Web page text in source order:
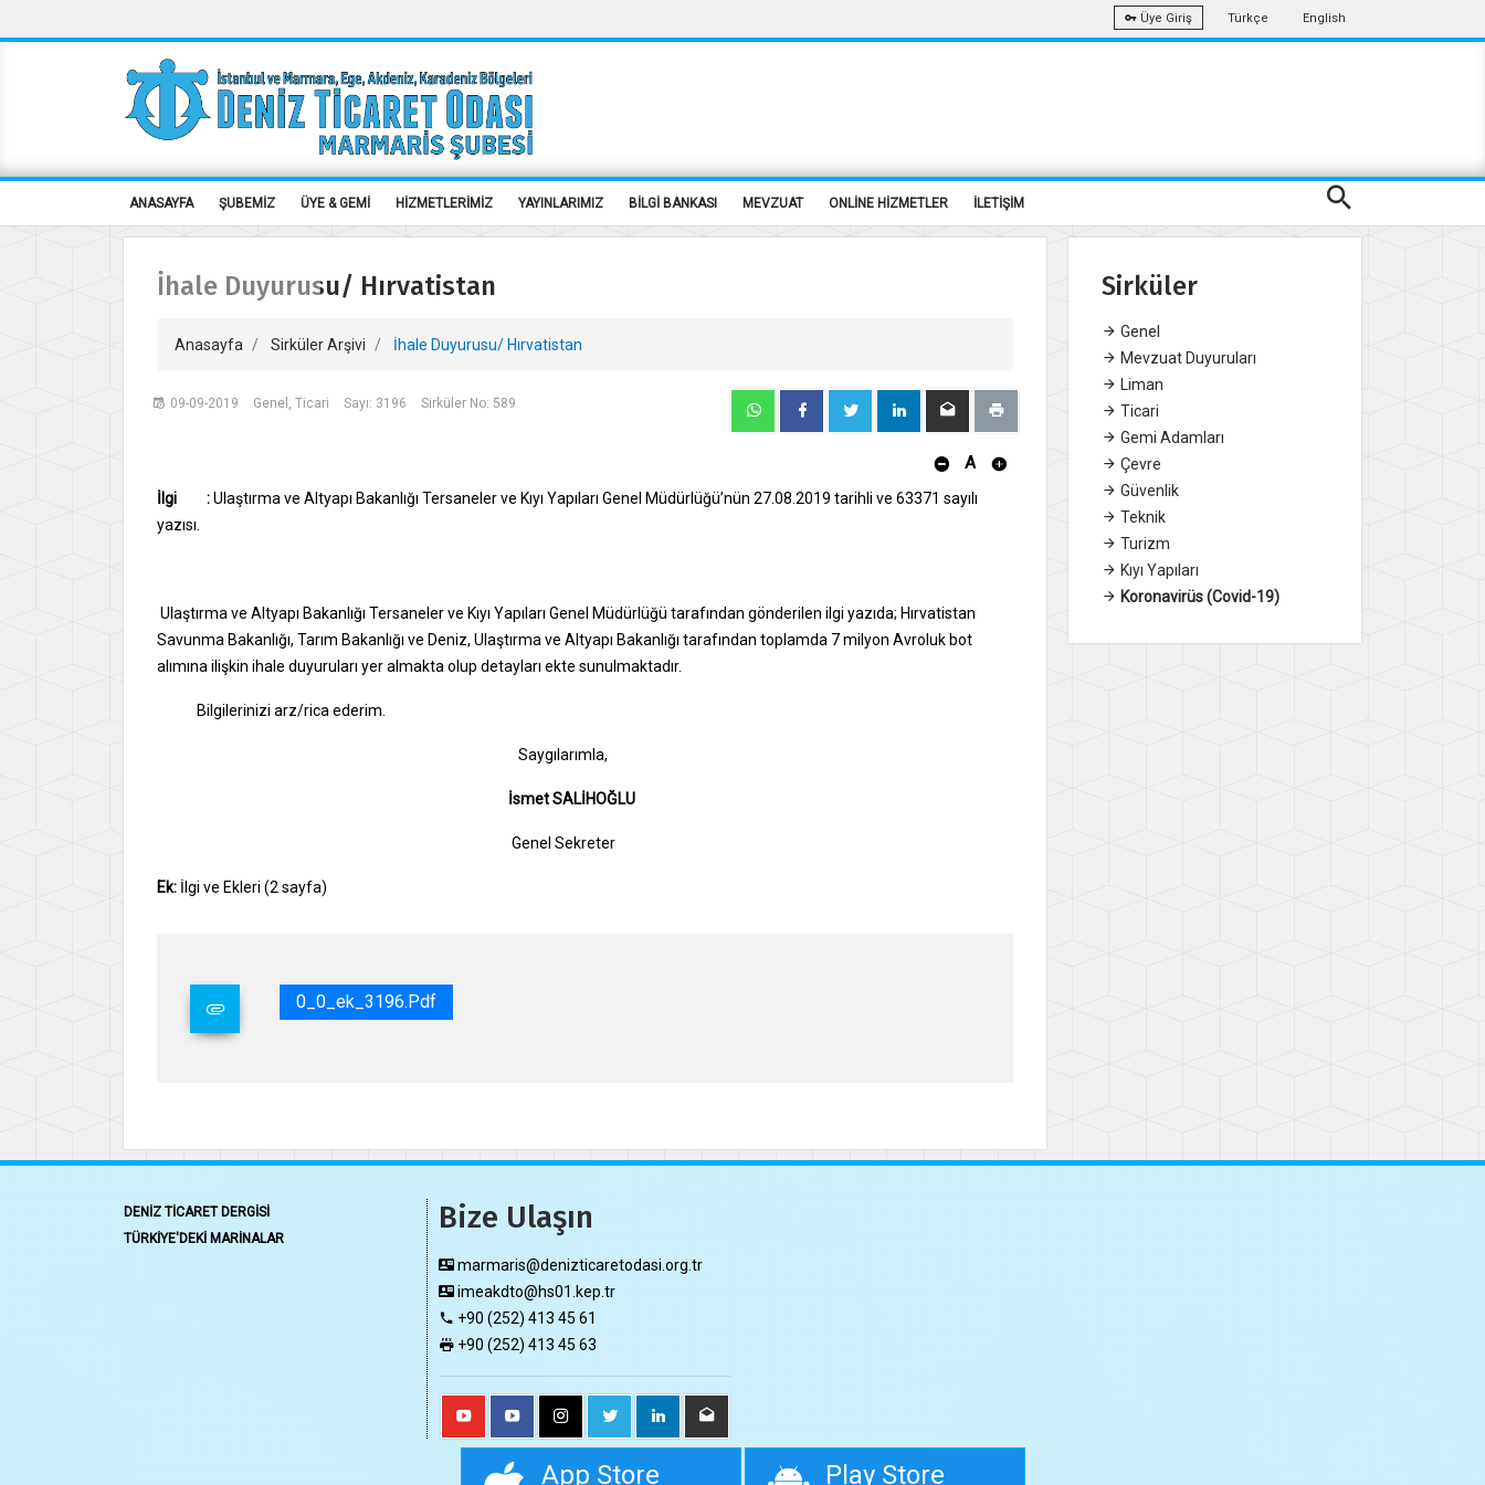
Üye Giriş Türkçe English
ANASAYFA ŞUBEMİZ ÜYE & GEMİ HİZMETLERİMİZ YAYINLARIMIZ BİLGİ BANKASI MEVZUAT ONLİNE HİZMETLER İLETİŞİM
İhale Duyurusu/ Hırvatistan
Anasayfa Sirküler Arşivi İhale Duyurusu/ Hırvatistan
09-09-2019 Genel, Ticari Sayı: 3196 Sirküler No: 589
A
İlgi :Ulaştırma ve Altyapı Bakanlığı Tersaneler ve Kıyı Yapıları Genel Müdürlüğü’nün 27.08.2019 tarihli ve 63371 sayılı
yazısı.
Ulaştırma ve Altyapı Bakanlığı Tersaneler ve Kıyı Yapıları Genel Müdürlüğü tarafından gönderilen ilgi yazıda; Hırvatistan
Savunma Bakanlığı, Tarım Bakanlığı ve Deniz, Ulaştırma ve Altyapı Bakanlığı tarafından toplamda 7 milyon Avroluk bot
alımına ilişkin ihale duyuruları yer almakta olup detayları ekte sunulmaktadır.
Bilgilerinizi arz/rica ederim.
Saygılarımla,
İsmet SALİHOĞLU
Genel Sekreter
Ek: İlgi ve Ekleri (2 sayfa)
0_0_ek_3196.pdf
Sirküler
Genel
Mevzuat Duyuruları
Liman
Ticari
Gemi Adamları
Çevre
Güvenlik
Teknik
Turizm
Kıyı Yapıları
Koronavirüs (Covid-19)
DENİZ TİCARET DERGİSİ
TÜRKİYE'DEKİ MARİNALAR
Bize Ulaşın
marmaris@denizticaretodasi.org.tr
imeakdto@hs01.kep.tr
+90 (252) 413 45 61
+90 (252) 413 45 63
App Store Play Store